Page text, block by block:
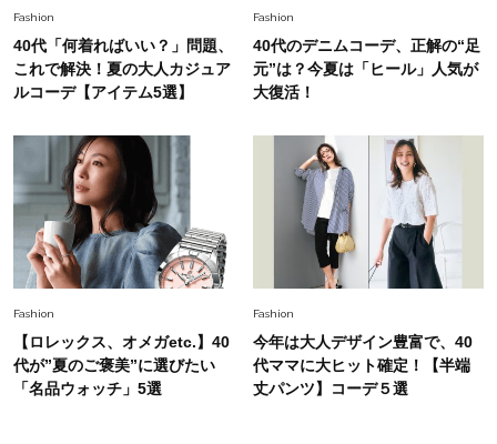
Fashion
40代「何着ればいい？」問題、
これで解決！夏の大人カジュア
ルコーデ【アイテム5選】
Fashion
40代のデニムコーデ、正解の“足
元”は？今夏は「ヒール」人気が
大復活！
Fashion
【ロレックス、オメガetc.】40
代が”夏のご褒美”に選びたい
「名品ウォッチ」5選
Fashion
今年は大人デザイン豊富で、40
代ママに大ヒット確定！【半端
丈パンツ】コーデ５選